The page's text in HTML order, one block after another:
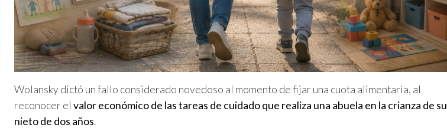
Wolansky dictó un fallo considerado novedoso al momento de fijar una cuota alimentaria, al
reconocer el valor económico de las tareas de cuidado que realiza una abuela en la crianza de su
nieto de dos años.